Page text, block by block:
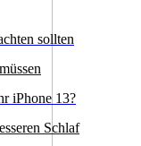
sollten
iPhone 13?
Schlaf